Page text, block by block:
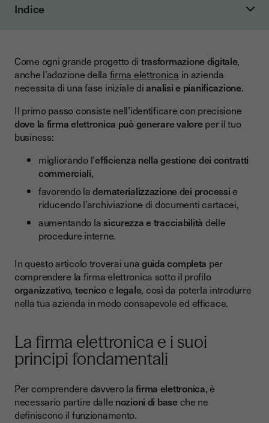
Indice
I livelli di firma elettronica
Prepara in anticipo il tuo progetto di firma elettronica
Considera il progetto da un punto di vista globale
Struttura le tue esigenze tecniche
Conclusione
Come ogni grande progetto di trasformazione digitale,
anche l’adozione della firma elettronica in azienda
necessita di una fase iniziale dianalisi e pianificazione.
Il primo passo consiste nell’identificare con precisione
dove la firma elettronica può generare valoreper il tuo
business:
migliorando l’efficienza nella gestione dei contratti
commerciali,
favorendo ladematerializzazione dei processie
riducendo l’archiviazione di documenti cartacei,
aumentando lasicurezza e tracciabilità delle
procedure interne.
In questo articolo troverai unaguida completa per
comprendere la firma elettronica sotto il profilo
organizzativo, tecnicoe legale, così da poterla introdurre
nella tua azienda in modo consapevole ed efficace.
La firma elettronica e i suoi
principi fondamentali
Per comprendere davvero lafirma elettronica, è
necessario partire dalle nozioni di baseche ne
definiscono il funzionamento.